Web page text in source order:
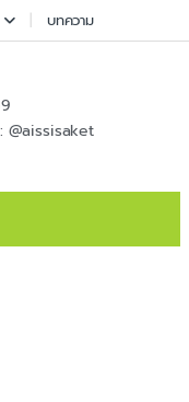
บทความ
@aissisaket